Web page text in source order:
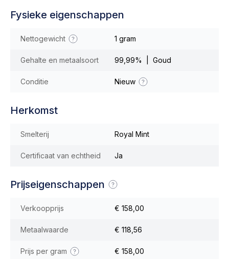
Fysieke eigenschappen
Nettogewicht 1 gram
Gehalte en metaalsoort 99,99% | Goud
Conditie Nieuw
Herkomst
Smelterij Royal Mint
Certificaat van echtheid Ja
Prijseigenschappen
Verkoopprijs € 158,00
Metaalwaarde € 118,56
Prijs per gram € 158,00